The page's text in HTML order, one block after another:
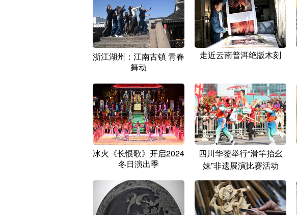
浙江湖州：江南古镇 青春
舞动
走近云南普洱绝版木刻
冰火《长恨歌》开启2024
冬日演出季
四川华蓥举行“滑竿抬幺
妹”非遗展演比赛活动